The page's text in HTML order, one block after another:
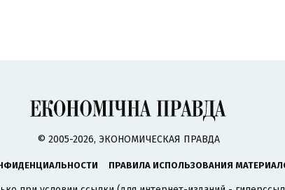
© 2005-2026, ЭКОНОМИЧЕСКАЯ ПРАВДА
ПРАВИЛА ИСПОЛЬЗОВАНИЯ